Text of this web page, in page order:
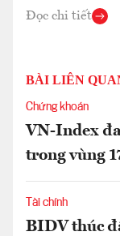
Đọc chi tiết
BÀI LIÊN
Chứng khoán
VN-Index
trong vùng
Tài chính
BIDV thúc